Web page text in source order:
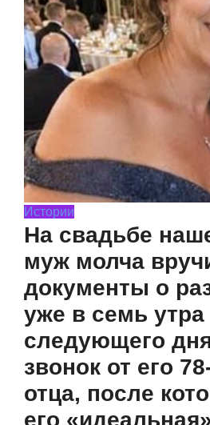
Истории
На свадьбе
муж молча
документы о
уже в семь утра
следующего
звонок от его
отца, после
его